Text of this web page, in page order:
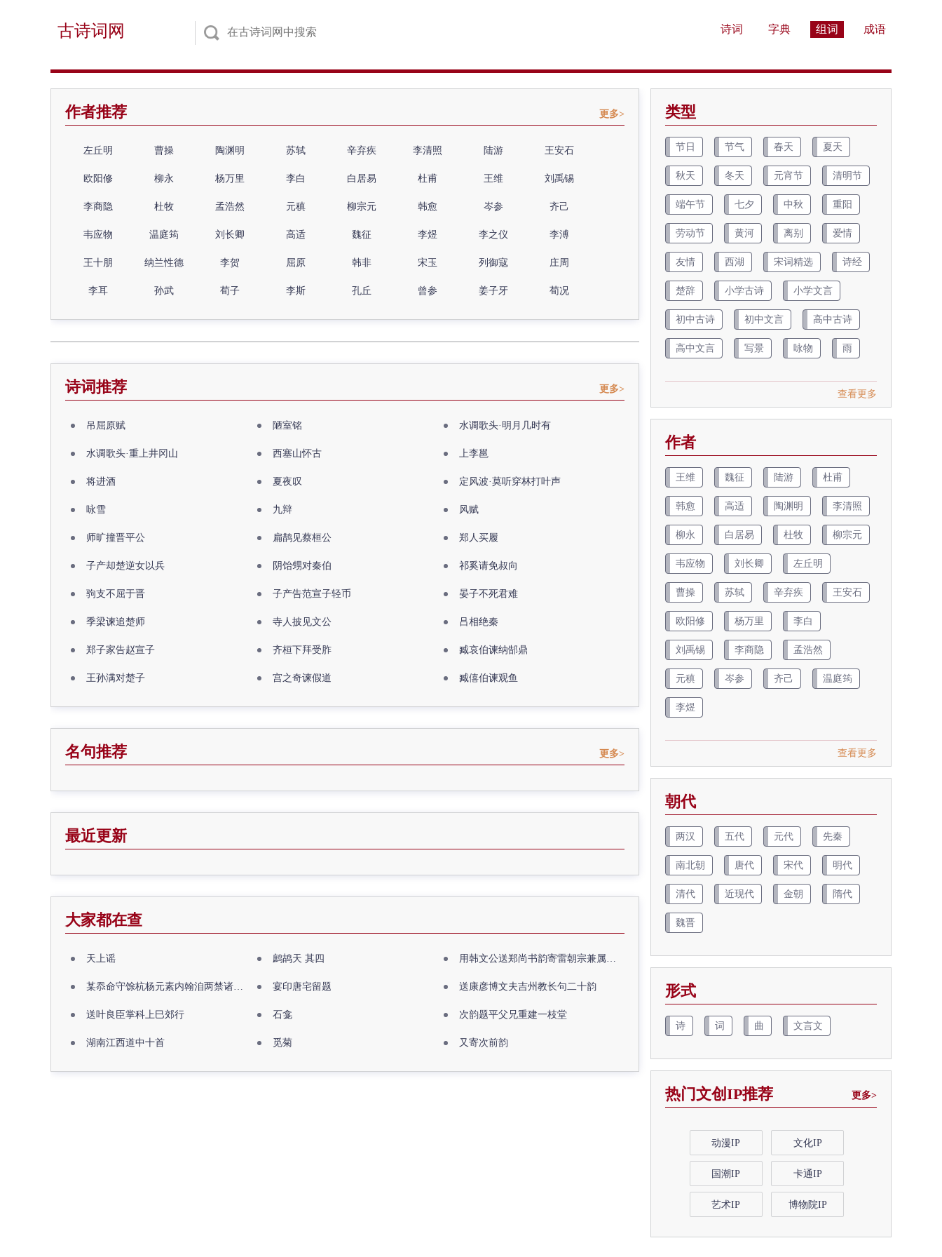
古诗词网 诗词 字典 组词 成语
作者推荐 更多>
左丘明 曹操 陶渊明 苏轼 辛弃疾 李清照 陆游 王安石
欧阳修 柳永 杨万里 李白 白居易 杜甫 王维 刘禹锡
李商隐 杜牧 孟浩然 元稹 柳宗元 韩愈 岑参 齐己
韦应物 温庭筠 刘长卿 高适 魏征 李煜 李之仪 李溥
王十朋 纳兰性德 李贺 屈原 韩非 宋玉 列御寇 庄周
李耳 孙武 荀子 李斯 孔丘 曾参 姜子牙 荀况
诗词推荐 更多>
吊屈原赋 陋室铭 水调歌头·明月几时有
水调歌头·重上井冈山 西塞山怀古 上李邕
将进酒 夏夜叹 定风波·莫听穿林打叶声
咏雪 九辩 风赋
师旷撞晋平公 扁鹊见蔡桓公 郑人买履
子产却楚逆女以兵 阴饴甥对秦伯 祁奚请免叔向
驹支不屈于晋 子产告范宣子轻币 晏子不死君难
季梁谏追楚师 寺人披见文公 吕相绝秦
郑子家告赵宣子 齐桓下拜受胙 臧哀伯谏纳郜鼎
王孙满对楚子 宫之奇谏假道 臧僖伯谏观鱼
名句推荐 更多>
最近更新
大家都在查
天上谣 鹧鸪天 其四 用韩文公送郑尚书韵寄雷朝宗兼属欧阳全真
某忝命守馀杭杨元素内翰洎两禁诸公出祖佛寺 宴印唐宅留题 送康彦博文夫吉州教长句二十韵
送叶良臣掌科上巳郊行 石龛 次韵题平父兄重建一枝堂
湖南江西道中十首 觅菊 又寄次前韵
类型
节日 节气 春天 夏天
秋天 冬天 元宵节 清明节
端午节 七夕 中秋 重阳
劳动节 黄河 离别 爱情
友情 西湖 宋词精选 诗经
楚辞 小学古诗 小学文言
初中古诗 初中文言 高中古诗
高中文言 写景 咏物 雨
查看更多
作者
王维 魏征 陆游 杜甫
韩愈 高适 陶渊明 李清照
柳永 白居易 杜牧 柳宗元
韦应物 刘长卿 左丘明
曹操 苏轼 辛弃疾 王安石
欧阳修 杨万里 李白
刘禹锡 李商隐 孟浩然
元稹 岑参 齐己 温庭筠
李煜
查看更多
朝代
两汉 五代 元代 先秦
南北朝 唐代 宋代 明代
清代 近现代 金朝 隋代
魏晋
形式
诗 词 曲 文言文
热门文创IP推荐 更多>
动漫IP 文化IP
国潮IP 卡通IP
艺术IP 博物院IP